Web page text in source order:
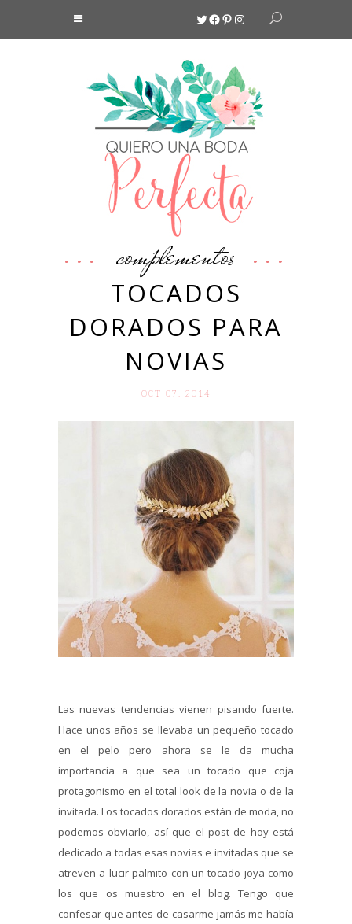
Twitter
Facebook
Pinterest
Instagram
complementos
TOCADOS
DORADOS PARA
NOVIAS
OCT 07. 2014
Las nuevas tendencias vienen pisando fuerte.
Hace unos años se llevaba un pequeño tocado
en el pelo pero ahora se le da mucha
importancia a que sea un tocado que coja
protagonismo en el total look de la novia o de la
invitada. Los tocados dorados están de moda, no
podemos obviarlo, así que el post de hoy está
dedicado a todas esas novias e invitadas que se
atreven a lucir palmito con un tocado joya como
los que os muestro en el blog. Tengo que
confesar que antes de casarme jamás me había